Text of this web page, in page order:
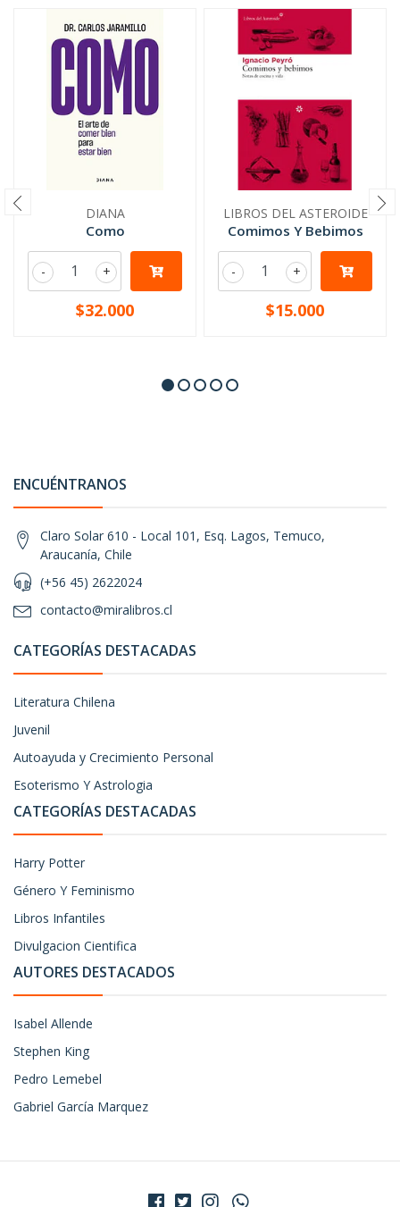
DIANA
Como
+
-
$32.000
LIBROS DEL ASTEROIDE
Comimos Y Bebimos
+
-
$15.000
ENCUÉNTRANOS
Claro Solar 610 - Local 101, Esq. Lagos, Temuco,
Araucanía, Chile
(+56 45) 2622024
contacto@miralibros.cl
CATEGORÍAS DESTACADAS
Literatura Chilena
Juvenil
Autoayuda y Crecimiento Personal
Esoterismo Y Astrologia
CATEGORÍAS DESTACADAS
Harry Potter
Género Y Feminismo
Libros Infantiles
Divulgacion Cientifica
AUTORES DESTACADOS
Isabel Allende
Stephen King
Pedro Lemebel
Gabriel García Marquez